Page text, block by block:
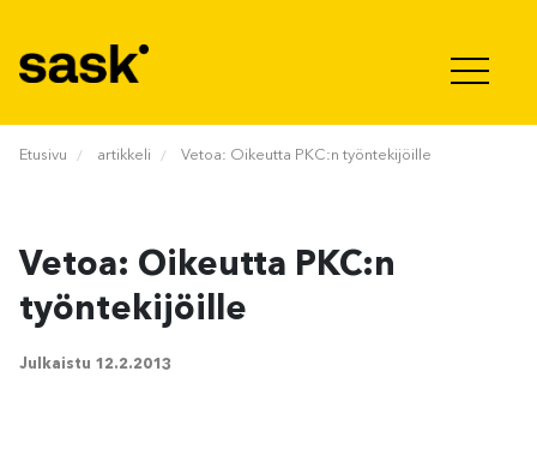
Etusivu artikkeli Vetoa: Oikeutta PKC:n työntekijöille
Vetoa: Oikeutta PKC:n
työntekijöille
Julkaistu 12.2.2013